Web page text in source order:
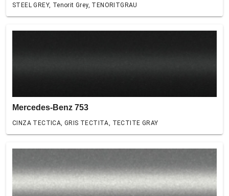
STEEL GREY, Tenorit Grey, TENORITGRAU
Mercedes-Benz 753
CINZA TECTICA, GRIS TECTITA, TECTITE GRAY